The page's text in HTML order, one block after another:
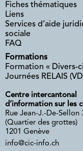
Fiches thématiques
Liens
Services d’aide
sociale
FAQ
Formations
Formation « Divers-
Journées RELAIS
Centre intercantonal
d’information sur les
Rue Jean-J.-De-Sellon
(Quartier des grottes)
1201 Genève
info@cic-info.ch